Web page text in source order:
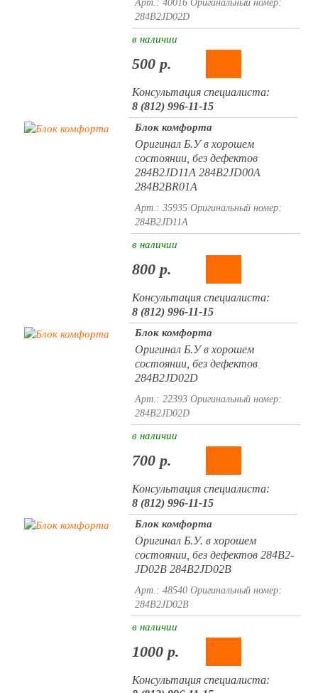
Арт.: 40016 Оригинальный номер:
284B2JD02D
в наличии
500 р.
Консультация специалиста:
8 (812) 996-11-15
Блок комфорта
Оригинал Б.У в хорошем
состоянии, без дефектов
284B2JD11A 284B2JD00A
284B2BR01A
Арт.: 35935 Оригинальный номер:
284B2JD11A
в наличии
800 р.
Консультация специалиста:
8 (812) 996-11-15
Блок комфорта
Оригинал Б.У в хорошем
состоянии, без дефектов
284B2JD02D
Арт.: 22393 Оригинальный номер:
284B2JD02D
в наличии
700 р.
Консультация специалиста:
8 (812) 996-11-15
Блок комфорта
Оригинал Б.У. в хорошем
состоянии, без дефектов 284B2-
JD02B 284B2JD02B
Арт.: 48540 Оригинальный номер:
284B2JD02B
в наличии
1000 р.
Консультация специалиста: